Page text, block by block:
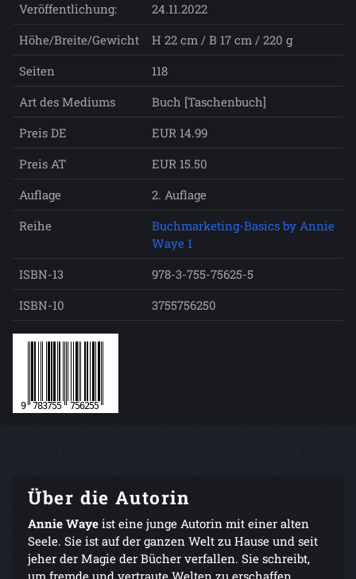
Veröffentlichung:
24.11.2022
Höhe/Breite/Gewicht
H 22 cm / B 17 cm / 220 g
Seiten
118
Art des Mediums
Buch [Taschenbuch]
Preis DE
EUR 14.99
Preis AT
EUR 15.50
Auflage
2. Auflage
Reihe
Buchmarketing-Basics by Annie
Waye 1
ISBN-13
978-3-755-75625-5
ISBN-10
3755756250
Über die Autorin
Annie Waye ist eine junge Autorin mit einer alten
Seele. Sie ist auf der ganzen Welt zu Hause und seit
jeher der Magie der Bücher verfallen. Sie schreibt,